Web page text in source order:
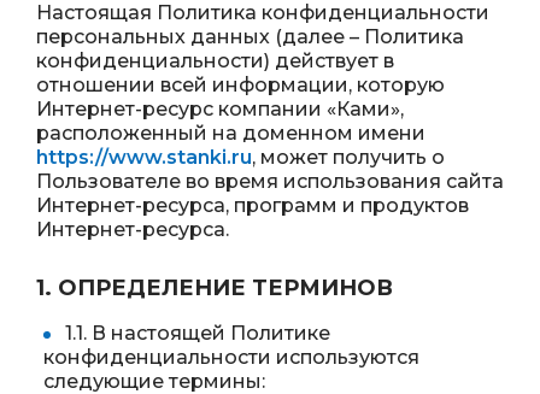
Настоящая Политика конфиденциальности
персональных данных (далее – Политика
конфиденциальности) действует в
отношении всей информации, которую
Интернет-ресурс компании «Ками»,
расположенный на доменном имени
https://www.stanki.ru, может получить о
Пользователе во время использования сайта
Интернет-ресурса, программ и продуктов
Интернет-ресурса.
1. ОПРЕДЕЛЕНИЕ ТЕРМИНОВ
1.1. В настоящей Политике
конфиденциальности используются
следующие термины: